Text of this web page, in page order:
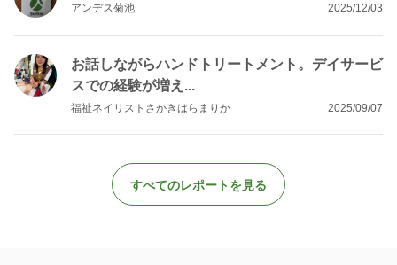
アンデス菊池 2025/12/03
お話しながらハンドトリートメント。デイサービ
スでの経験が増え...
福祉ネイリストさかきはらまりか 2025/09/07
すべてのレポートを見る